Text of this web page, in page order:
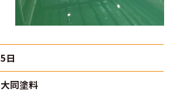
5日
大同塗料